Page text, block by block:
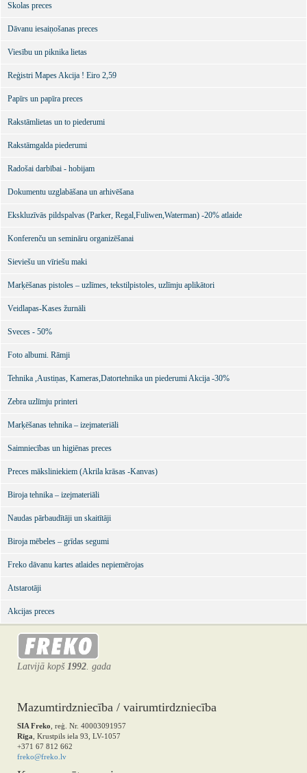
Skolas preces
Dāvanu iesaiņošanas preces
Viesību un piknika lietas
Reģistri Mapes Akcija ! Eiro 2,59
Papīrs un papīra preces
Rakstāmlietas un to piederumi
Rakstāmgalda piederumi
Radošai darbībai - hobijam
Dokumentu uzglabāšana un arhivēšana
Ekskluzīvās pildspalvas (Parker, Regal,Fuliwen,Waterman) -20% atlaide
Konferenču un semināru organizēšanai
Sieviešu un vīriešu maki
Marķēšanas pistoles – uzlīmes, tekstilpistoles, uzlīmju aplikātori
Veidlapas-Kases žurnāli
Sveces - 50%
Foto albumi. Rāmji
Tehnika ,Austiņas, Kameras,Datortehnika un piederumi Akcija -30%
Zebra uzlīmju printeri
Marķēšanas tehnika – izejmateriāli
Saimniecības un higiēnas preces
Preces māksliniekiem (Akrila krāsas -Kanvas)
Biroja tehnika – izejmateriāli
Naudas pārbaudītāji un skaitītāji
Biroja mēbeles – grīdas segumi
Freko dāvanu kartes atlaides nepiemērojas
Atstarotāji
Akcijas preces
Latvijā kopš 1992. gada
Mazumtirdzniecība / vairumtirdzniecība
SIA Freko , reģ. Nr. 40003091957
Rīga , Krustpils iela 93, LV-1057
+371 67 812 662
freko@freko.lv